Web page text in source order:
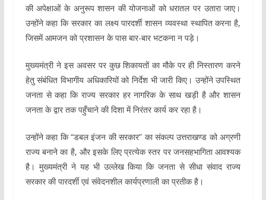
की अपेक्षाओं के अनुरूप शासन की योजनाओं को धरातल पर उतारा जाए।
उन्होंने कहा कि सरकार का लक्ष्य पारदर्शी शासन व्यवस्था स्थापित करना है,
जिसमें आमजन को प्रशासन के पास बार-बार भटकना न पड़े।
मुख्यमंत्री ने इस अवसर पर कुछ शिकायतों का मौके पर ही निस्तारण करने
हेतु संबंधित विभागीय अधिकारियों को निर्देश भी जारी किए। उन्होंने उपस्थित
जनता से कहा कि राज्य सरकार हर नागरिक के साथ खड़ी है और शासन
जनता के द्वार तक पहुँचाने की दिशा में निरंतर कार्य कर रहा है।
उन्होंने कहा कि “डबल इंजन की सरकार” का संकल्प उत्तराखण्ड को अग्रणी
राज्य बनाने का है, और इसके लिए प्रत्येक स्तर पर जनसहभागिता आवश्यक
है। मुख्यमंत्री ने यह भी उल्लेख किया कि जनता से सीधा संवाद राज्य
सरकार की पारदर्शी एवं संवेदनशील कार्यप्रणाली का प्रतीक है।